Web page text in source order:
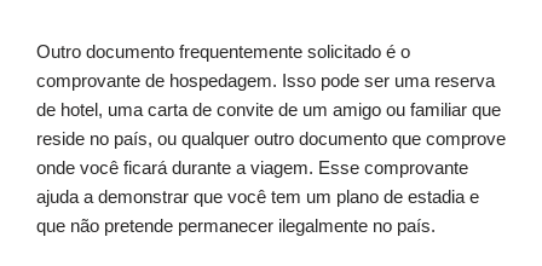
Outro documento frequentemente solicitado é o
comprovante de hospedagem. Isso pode ser uma reserva
de hotel, uma carta de convite de um amigo ou familiar que
reside no país, ou qualquer outro documento que comprove
onde você ficará durante a viagem. Esse comprovante
ajuda a demonstrar que você tem um plano de estadia e
que não pretende permanecer ilegalmente no país.